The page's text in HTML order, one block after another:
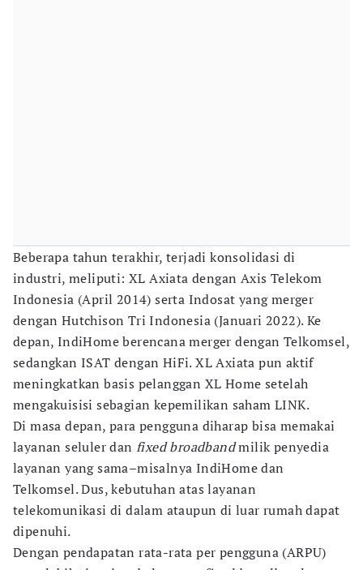
Beberapa tahun terakhir, terjadi konsolidasi di
industri, meliputi: XL Axiata dengan Axis Telekom
Indonesia (April 2014) serta Indosat yang merger
dengan Hutchison Tri Indonesia (Januari 2022). Ke
depan, IndiHome berencana merger dengan Telkomsel,
sedangkan ISAT dengan HiFi. XL Axiata pun aktif
meningkatkan basis pelanggan XL Home setelah
mengakuisisi sebagian kepemilikan saham LINK.
Di masa depan, para pengguna diharap bisa memakai
layanan seluler dan fixed broadbandmilik penyedia
layanan yang sama–misalnya IndiHome dan
Telkomsel. Dus, kebutuhan atas layanan
telekomunikasi di dalam ataupun di luar rumah dapat
dipenuhi.
Dengan pendapatan rata-rata per pengguna (ARPU)